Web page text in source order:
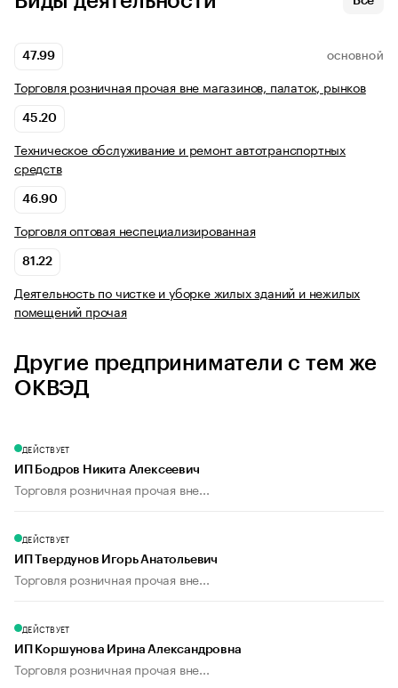
47.99 ОСНОВНОЙ
Торговля розничная прочая вне магазинов, палаток, рынков
45.20
Техническое обслуживание и ремонт автотранспортных
средств
46.90
Торговля оптовая неспециализированная
81.22
Деятельность по чистке и уборке жилых зданий и нежилых
помещений прочая
Другие предприниматели с тем же
ОКВЭД
ДЕЙСТВУЕТ
ИП Бодров Никита Алексеевич
Торговля розничная прочая вне...
ДЕЙСТВУЕТ
ИП Твердунов Игорь Анатольевич
Торговля розничная прочая вне...
ДЕЙСТВУЕТ
ИП Коршунова Ирина Александровна
Торговля розничная прочая вне...